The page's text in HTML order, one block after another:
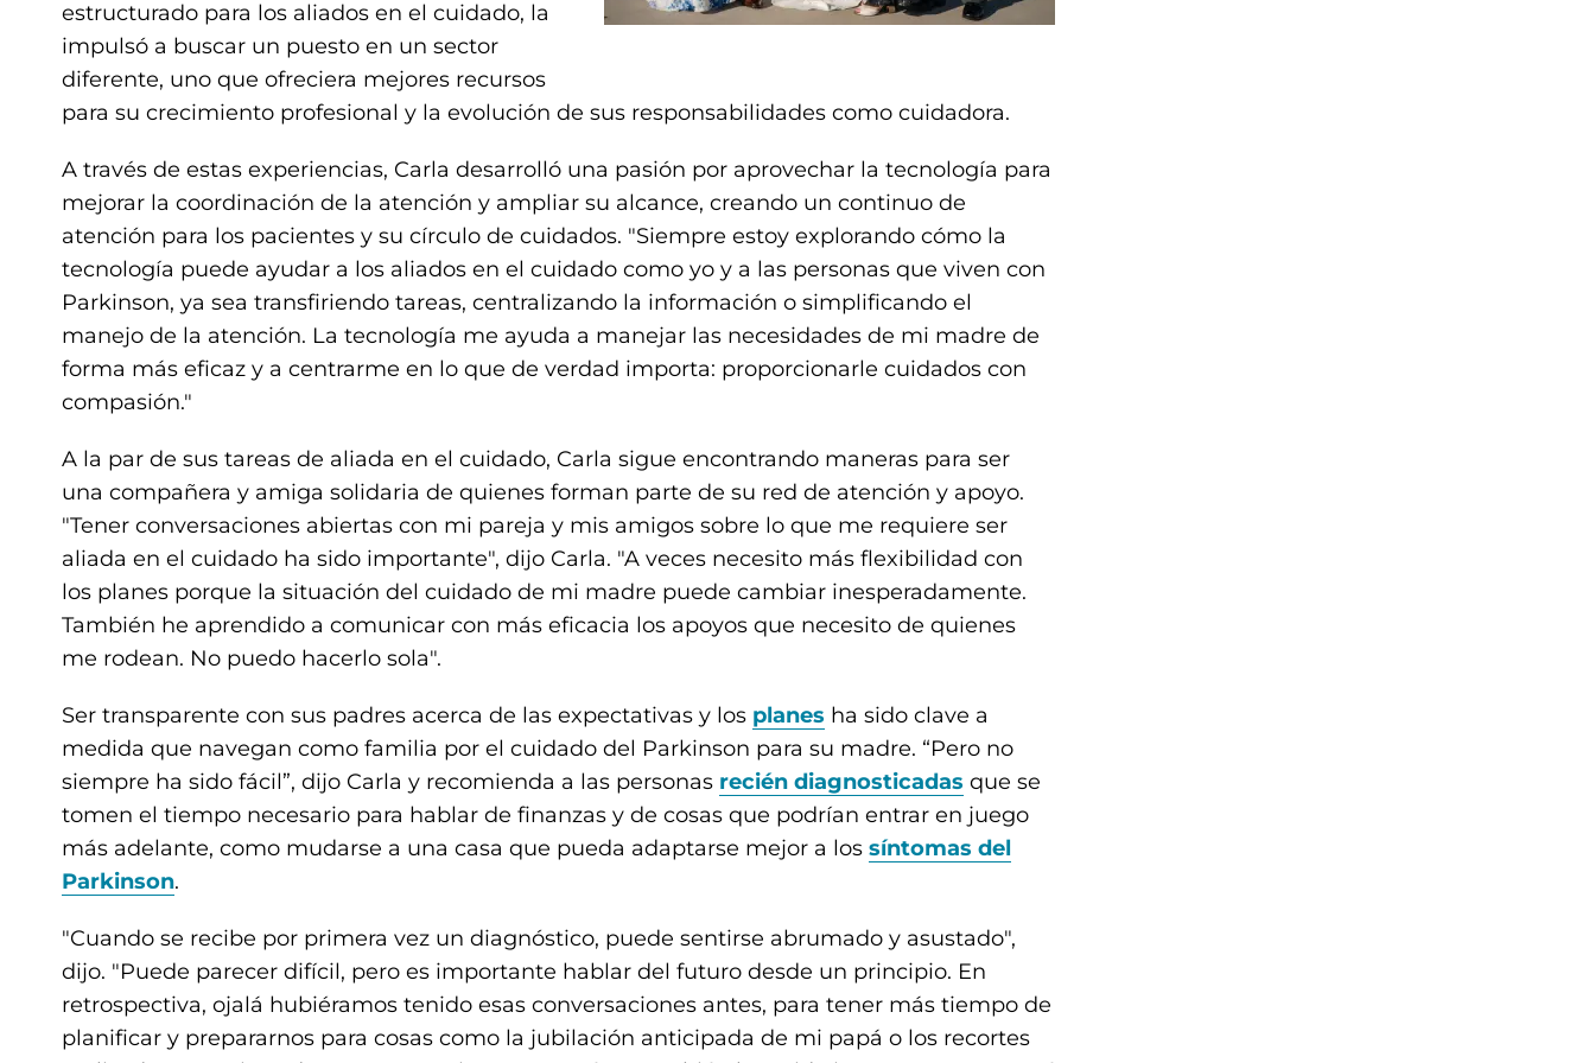
estructurado para los aliados en el cuidado, la
impulsó a buscar un puesto en un sector
diferente, uno que ofreciera mejores recursos
para su crecimiento profesional y la evolución de sus responsabilidades como cuidadora.
A través de estas experiencias, Carla desarrolló una pasión por aprovechar la tecnología para
mejorar la coordinación de la atención y ampliar su alcance, creando un continuo de
atención para los pacientes y su círculo de cuidados. "Siempre estoy explorando cómo la
tecnología puede ayudar a los aliados en el cuidado como yo y a las personas que viven con
Parkinson, ya sea transfiriendo tareas, centralizando la información o simplificando el
manejo de la atención. La tecnología me ayuda a manejar las necesidades de mi madre de
forma más eficaz y a centrarme en lo que de verdad importa: proporcionarle cuidados con
compasión."
A la par de sus tareas de aliada en el cuidado, Carla sigue encontrando maneras para ser
una compañera y amiga solidaria de quienes forman parte de su red de atención y apoyo.
"Tener conversaciones abiertas con mi pareja y mis amigos sobre lo que me requiere ser
aliada en el cuidado ha sido importante", dijo Carla. "A veces necesito más flexibilidad con
los planes porque la situación del cuidado de mi madre puede cambiar inesperadamente.
También he aprendido a comunicar con más eficacia los apoyos que necesito de quienes
me rodean. No puedo hacerlo sola".
Ser transparente con sus padres acerca de las expectativas y los planes ha sido clave a
medida que navegan como familia por el cuidado del Parkinson para su madre. “Pero no
siempre ha sido fácil”, dijo Carla y recomienda a las personas recién diagnosticadas que se
tomen el tiempo necesario para hablar de finanzas y de cosas que podrían entrar en juego
más adelante, como mudarse a una casa que pueda adaptarse mejor a los síntomas del
Parkinson.
"Cuando se recibe por primera vez un diagnóstico, puede sentirse abrumado y asustado",
dijo. "Puede parecer difícil, pero es importante hablar del futuro desde un principio. En
retrospectiva, ojalá hubiéramos tenido esas conversaciones antes, para tener más tiempo de
planificar y prepararnos para cosas como la jubilación anticipada de mi papá o los recortes